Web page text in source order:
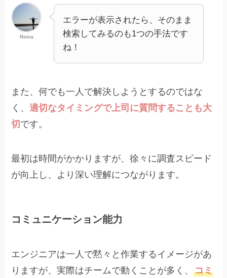
Reina
エラーが表示されたら、そのまま
検索してみるのも1つの手法です
ね！
また、何でも一人で解決しようとするのではな
く、適切なタイミングで上司に質問することも大
切 です。
最初は時間がかかりますが、徐々に調査スピード
が向上し、より深い理解につながります。
コミュニケーション能力
エンジニアは一人で黙々と作業するイメージがあ
りますが、実際はチームで動くことが多く、コミ